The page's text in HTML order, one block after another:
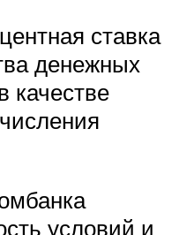
ставка
денежных
качестве
условий и